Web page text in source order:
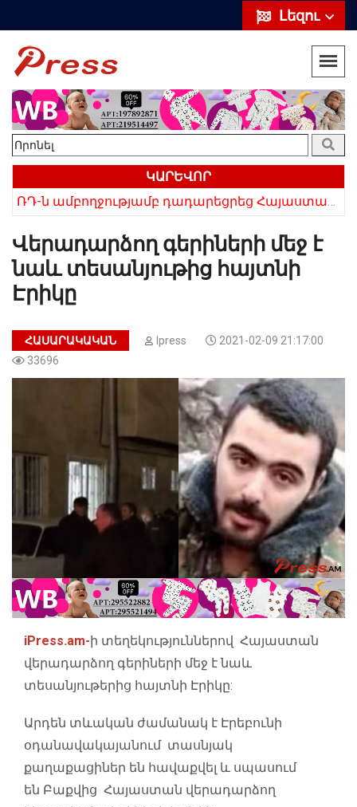
Լեզու
ԿԱՐԵՎՈՐ
Վերադարձող գերիների մեջ է
նաև տեսանյութից հայտնի
Էրիկը
ՀԱՍԱՐԱԿԱԿԱՆ Ipress
2021-02-09 21:17:00
33696
iPress.am- ի տեղեկություններով Հայաստան
վերադարձող գերիների մեջ է նաև
տեսանյութերից հայտնի Էրիկը:
Արդեն տևական ժամանակ է Էրեբունի
օդանավակայանում տասնյակ
քաղաքացիներ են հավաքվել և սպասում
են Բաքվից Հայաստան վերադարձող